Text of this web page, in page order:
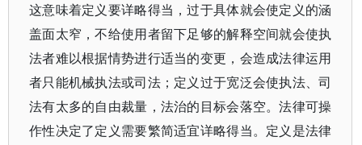
这意味着定义要详略得当，过于具体就会使定义的涵
盖面太窄，不给使用者留下足够的解释空间就会使执
法者难以根据情势进行适当的变更，会造成法律运用
者只能机械执法或司法；定义过于宽泛会使执法、司
法有太多的自由裁量，法治的目标会落空。法律可操
作性决定了定义需要繁简适宜详略得当。定义是法律